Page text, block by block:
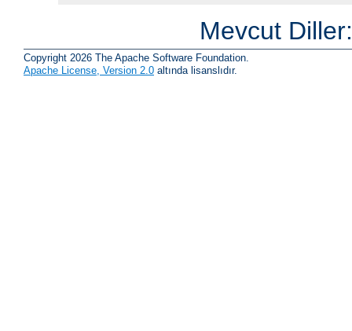
Mevcut
Copyright 2026 The Apache Software Foundation.
Apache License, Version 2.0 altında lisanslıdır.